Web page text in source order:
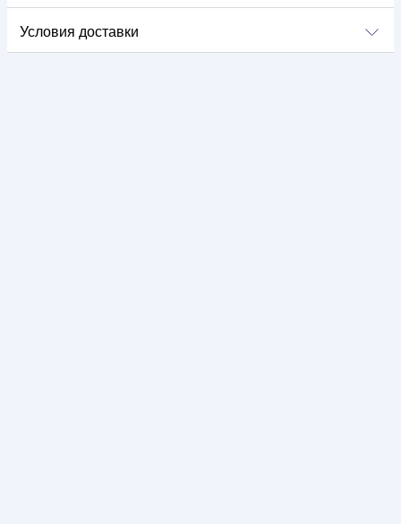
Условия доставки